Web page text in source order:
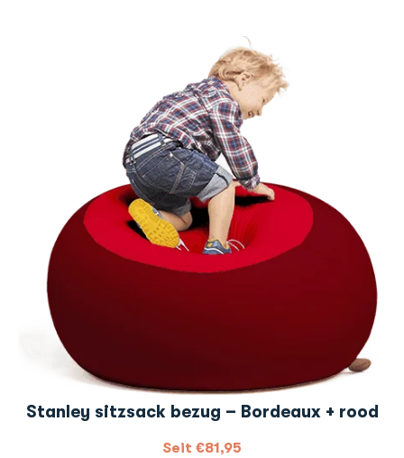
Stanley sitzsack bezug – Bordeaux + rood
Seit €81,95